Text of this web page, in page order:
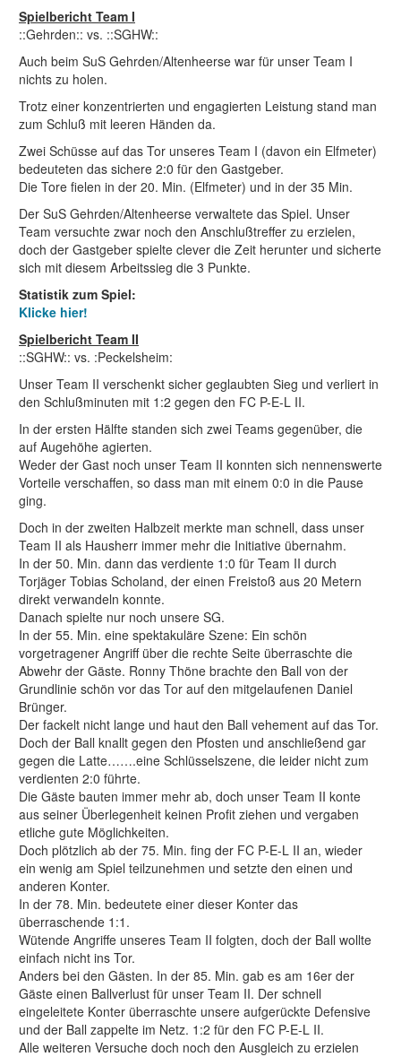
Spielbericht Team I
::Gehrden:: vs. ::SGHW::
Auch beim SuS Gehrden/Altenheerse war für unser Team I
nichts zu holen.
Trotz einer konzentrierten und engagierten Leistung stand man
zum Schluß mit leeren Händen da.
Zwei Schüsse auf das Tor unseres Team I (davon ein Elfmeter)
bedeuteten das sichere 2:0 für den Gastgeber.
Die Tore fielen in der 20. Min. (Elfmeter) und in der 35 Min.
Der SuS Gehrden/Altenheerse verwaltete das Spiel. Unser
Team versuchte zwar noch den Anschlußtreffer zu erzielen,
doch der Gastgeber spielte clever die Zeit herunter und sicherte
sich mit diesem Arbeitssieg die 3 Punkte.
Statistik zum Spiel:
Klicke hier!
Spielbericht Team II
::SGHW:: vs. :Peckelsheim:
Unser Team II verschenkt sicher geglaubten Sieg und verliert in
den Schlußminuten mit 1:2 gegen den FC P-E-L II.
In der ersten Hälfte standen sich zwei Teams gegenüber, die
auf Augehöhe agierten.
Weder der Gast noch unser Team II konnten sich nennenswerte
Vorteile verschaffen, so dass man mit einem 0:0 in die Pause
ging.
Doch in der zweiten Halbzeit merkte man schnell, dass unser
Team II als Hausherr immer mehr die Initiative übernahm.
In der 50. Min. dann das verdiente 1:0 für Team II durch
Torjäger Tobias Scholand, der einen Freistoß aus 20 Metern
direkt verwandeln konnte.
Danach spielte nur noch unsere SG.
In der 55. Min. eine spektakuläre Szene: Ein schön
vorgetragener Angriff über die rechte Seite überraschte die
Abwehr der Gäste. Ronny Thöne brachte den Ball von der
Grundlinie schön vor das Tor auf den mitgelaufenen Daniel
Brünger.
Der fackelt nicht lange und haut den Ball vehement auf das Tor.
Doch der Ball knallt gegen den Pfosten und anschließend gar
gegen die Latte…….eine Schlüsselszene, die leider nicht zum
verdienten 2:0 führte.
Die Gäste bauten immer mehr ab, doch unser Team II konte
aus seiner Überlegenheit keinen Profit ziehen und vergaben
etliche gute Möglichkeiten.
Doch plötzlich ab der 75. Min. fing der FC P-E-L II an, wieder
ein wenig am Spiel teilzunehmen und setzte den einen und
anderen Konter.
In der 78. Min. bedeutete einer dieser Konter das
überraschende 1:1.
Wütende Angriffe unseres Team II folgten, doch der Ball wollte
einfach nicht ins Tor.
Anders bei den Gästen. In der 85. Min. gab es am 16er der
Gäste einen Ballverlust für unser Team II. Der schnell
eingeleitete Konter überraschte unsere aufgerückte Defensive
und der Ball zappelte im Netz. 1:2 für den FC P-E-L II.
Alle weiteren Versuche doch noch den Ausgleich zu erzielen